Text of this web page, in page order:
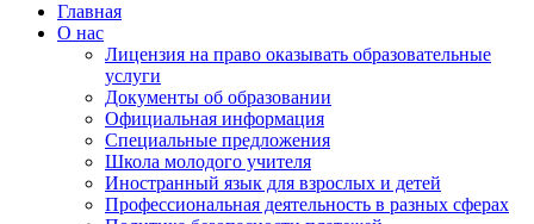
Главная
О нас
Лицензия на право оказывать образовательные
услуги
Документы об образовании
Официальная информация
Специальные предложения
Школа молодого учителя
Иностранный язык для взрослых и детей
Профессиональная деятельность в разных сферах